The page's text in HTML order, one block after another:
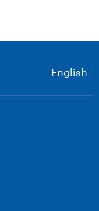
English